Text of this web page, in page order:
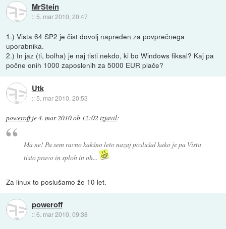
MrStein
:: 5. mar 2010, 20:47
1.) Vista 64 SP2 je čist dovolj napreden za povprečnega
uporabnika.
2.) In jaz (ti, bolha) je naj tisti nekdo, ki bo Windows fiksal? Kaj pa
počne onih 1000 zaposlenih za 5000 EUR plače?
Utk
::5. mar 2010, 20:53
poweroffje4. mar 2010 ob 12:02 izjavil:
Ma ne! Pa sem ravno kakšno leto nazaj poslušal kako je pa Vista
tisto pravo in sploh in oh...
Za linux to poslušamo že 10 let.
poweroff
::6. mar 2010, 09:38